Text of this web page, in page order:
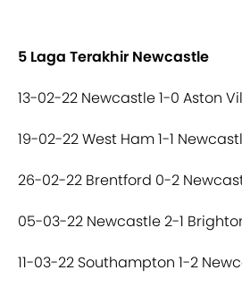
5 Laga Terakhir Newcastle
13-02-22 Newcastle 1-0 Aston
19-02-22 West Ham 1-1
26-02-22 Brentford 0-2
05-03-22 Newcastle 2-1
11-03-22 Southampton 1-2